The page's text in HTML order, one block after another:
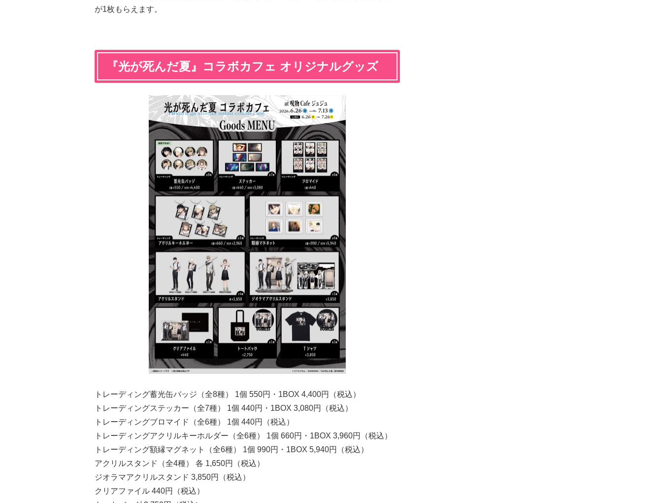
が1枚もらえます。
『光が死んだ夏』コラボカフェ オリジナルグッズ
トレーディング蓄光缶バッジ（全8種） 1個 550円・1BOX 4,400円（税込）
トレーディングステッカー（全7種） 1個 440円・1BOX 3,080円（税込）
トレーディングブロマイド（全6種） 1個 440円（税込）
トレーディングアクリルキーホルダー（全6種） 1個 660円・1BOX 3,960円（税込）
トレーディング額縁マグネット（全6種） 1個 990円・1BOX 5,940円（税込）
アクリルスタンド（全4種） 各 1,650円（税込）
ジオラマアクリルスタンド 3,850円（税込）
クリアファイル 440円（税込）